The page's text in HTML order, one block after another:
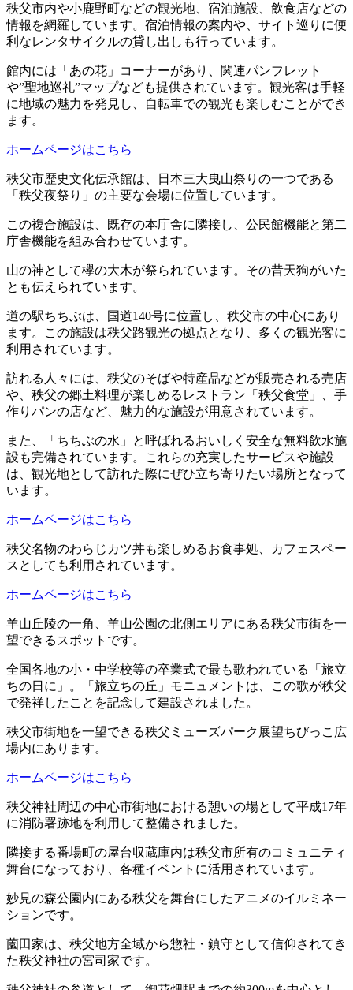
秩父市内や小鹿野町などの観光地、宿泊施設、飲食店などの
情報を網羅しています。宿泊情報の案内や、サイト巡りに便
利なレンタサイクルの貸し出しも行っています。
館内には「あの花」コーナーがあり、関連パンフレット
や”聖地巡礼”マップなども提供されています。観光客は手軽
に地域の魅力を発見し、自転車での観光も楽しむことができ
ます。
ホームページはこちら
秩父市歴史文化伝承館は、日本三大曳山祭りの一つである
「秩父夜祭り」の主要な会場に位置しています。
この複合施設は、既存の本庁舎に隣接し、公民館機能と第二
庁舎機能を組み合わせています。
山の神として欅の大木が祭られています。その昔天狗がいた
とも伝えられています。
道の駅ちちぶは、国道140号に位置し、秩父市の中心にあり
ます。この施設は秩父路観光の拠点となり、多くの観光客に
利用されています。
訪れる人々には、秩父のそばや特産品などが販売される売店
や、秩父の郷土料理が楽しめるレストラン「秩父食堂」、手
作りパンの店など、魅力的な施設が用意されています。
また、「ちちぶの水」と呼ばれるおいしく安全な無料飲水施
設も完備されています。これらの充実したサービスや施設
は、観光地として訪れた際にぜひ立ち寄りたい場所となって
います。
ホームページはこちら
秩父名物のわらじカツ丼も楽しめるお食事処、カフェスペー
スとしても利用されています。
ホームページはこちら
羊山丘陵の一角、羊山公園の北側エリアにある秩父市街を一
望できるスポットです。
全国各地の小・中学校等の卒業式で最も歌われている「旅立
ちの日に」。「旅立ちの丘」モニュメントは、この歌が秩父
で発祥したことを記念して建設されました。
秩父市街地を一望できる秩父ミューズパーク展望ちびっこ広
場内にあります。
ホームページはこちら
秩父神社周辺の中心市街地における憩いの場として平成17年
に消防署跡地を利用して整備されました。
隣接する番場町の屋台収蔵庫内は秩父市所有のコミュニティ
舞台になっており、各種イベントに活用されています。
妙見の森公園内にある秩父を舞台にしたアニメのイルミネー
ションです。
薗田家は、秩父地方全域から惣社・鎮守として信仰されてき
た秩父神社の宮司家です。